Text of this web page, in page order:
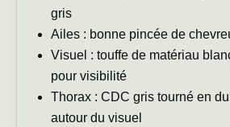
gris
Ailes : bonne pincée de
Visuel : touffe de matériau
pour visibilité
Thorax : CDC gris tourné en
autour du visuel